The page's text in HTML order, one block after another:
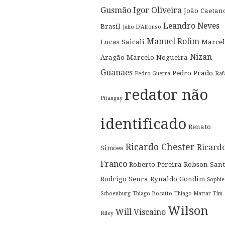
Gusmão Igor Oliveira João
Brasil Julio D'Alfonso Leandro Neves
Lucas Saicali Manuel Rolim
Aragão Marcelo Nogueira Nizan
Guanaes Pedro Guerra Pedro Prado
Pitanguy redator não
identificado Renato
Simões Ricardo Chester
Franco Roberto Pereira Robson
Rodrigo Senra Rynaldo Gondim Sophie
Schoenburg Thiago Bocatto Thiago Mattar Tim
Riley Will Viscaino Wilson